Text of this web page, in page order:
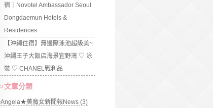
宿｜Novotel Ambassador Seoul
Dongdaemun Hotels &
Residences
【沖繩住宿】無邊際泳池超級美~
沖繩王子大飯店海景宜野灣 ♡ 泳
裝 ♡ CHANEL戰利品
文章分類
Angela★美魔女新聞報News (3)